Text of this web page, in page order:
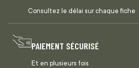
Consultez le délai sur chaque fiche
PAIEMENT SÉCURISÉ
Et en plusieurs fois